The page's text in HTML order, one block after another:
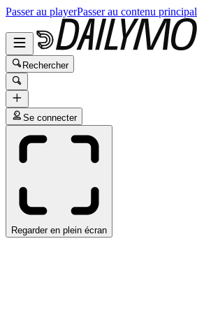
Passer au playerPasser au contenu principal
Rechercher
Se connecter
Regarder en plein écran